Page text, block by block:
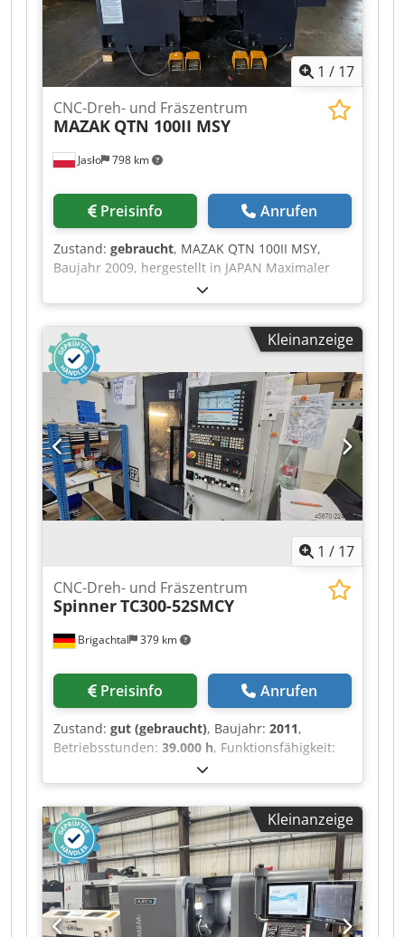
Bestellung
1 / 17
Jasło 798 km
CNC-Dreh- und Fräszentrum
MAZAK QTN 100II MSY
Preisinfo Anrufen
Zustand: gebraucht, MAZAK QTN 100II MSY,
Baujahr 2009, hergestellt in JAPAN Maximaler
Drehdurchmesser: 280 mm Spindel, maximal
6000 U/min 2 Stück Hainbuch-
Spannfuttersysteme Dkodpfx Agezrkztjxjr
Spindeldurchgang: 45 mm Werkzeugkopf für 12
Werkzeuge Gegenspindel, maximal 6000 U/min
Werkzeugmesssonde Teilefänger
Schnittstellensystem für Stangenladevorrichtung
Achsenbewegungen: X-185 mm Y-100 (+/- 50)
mm Z-455 mm W-460 mm Im Lieferumfang
enthalten: - 8 Standardspannfutter - 4
angetriebene Spannfutter (2/2) - Dokumentation
- Späneförderer
Kleinanzeige
1 / 17
Brigachtal 379 km
CNC-Dreh- und Fräszentrum
SpinnerTC300-52SMCY
Preisinfo Anrufen
Zustand: gut (gebraucht), Baujahr: 2011,
Betriebsstunden: 39.000 h, Funktionsfähigkeit:
, Steuerung Siemens 840D,
52mm Spindeldurchlass, 12-fach-Revolver, VDI
30, Y-Achse, Gegenspindel, Dksdpfx
Agozrhwroxor Werkzeugmessarm,
Späneförderer, Hochdruckanlage, viel Zubehör
Kleinanzeige